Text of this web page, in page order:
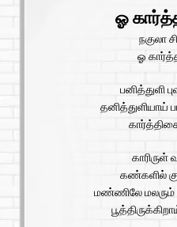
ஓ
நகுலா
ஓ
பனித்துளி
தனித்துளியாய்
காரிருள்
கண்களில்
மண்ணிலே மலரும்